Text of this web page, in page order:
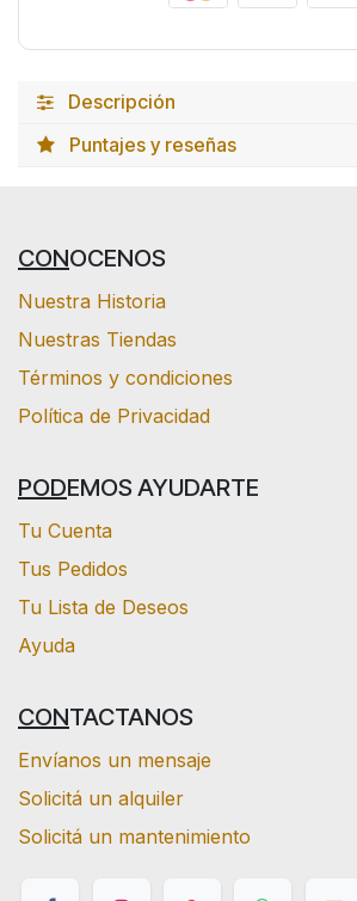
Descripción
Puntajes y reseñas
CONOCENOS
Nuestra Historia
Nuestras Tiendas
Términos y condiciones
Política de Privacidad
PODEMOS AYUDARTE
Tu Cuenta
Tus Pedidos
Tu Lista de Deseos
Ayuda
CONTACTANOS
Envíanos un mensaje
Solicitá un alquiler
Solicitá un mantenimiento